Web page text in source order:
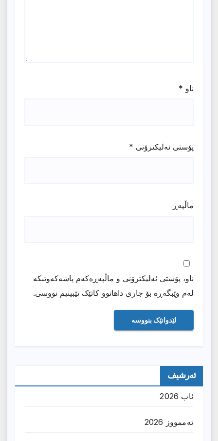
ناو *
پۆستی ئەلیکترۆنی *
ماڵپه‌ڕ
ناو، پۆستی ئەلیکترۆنی و ماڵپەڕەکەم پاشەکەوتبکە
لەم وێبگەڕە بۆ جاری داهاتوو کاتێک تێبینیم نووسی.
ئەرشیف
ئاب 2026
تەممووز 2026